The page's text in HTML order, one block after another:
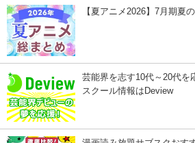
【夏アニメ2026】7月期夏
芸能界を志す10代～20代を
スクール情報はDeview